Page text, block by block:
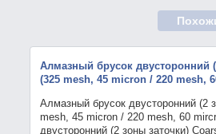
Алмазный брусок двусторонний
(325 mesh, 45 micron / 220 mesh,
Алмазный брусок двусторонний (2
mesh, 45 micron / 220 mesh, 60
двусторонний (2 зоны заточки)